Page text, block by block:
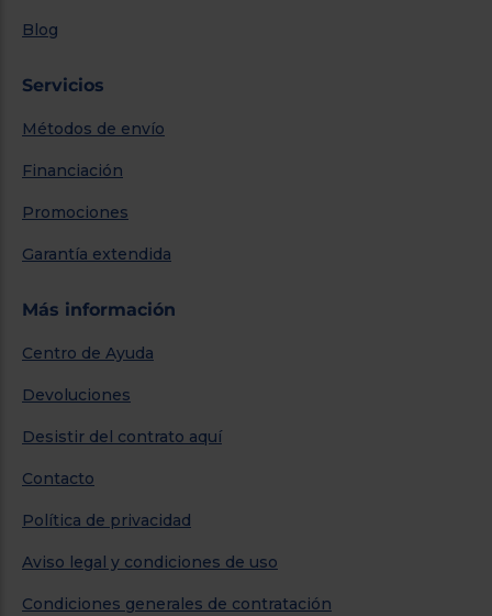
Blog
Servicios
Métodos de envío
Financiación
Promociones
Garantía extendida
Más información
Centro de Ayuda
Devoluciones
Desistir del contrato aquí
Contacto
Política de privacidad
Aviso legal y condiciones de uso
Condiciones generales de contratación